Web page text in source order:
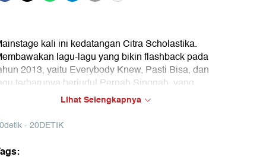
kali ini kedatangan Citra Scholastika.
lagu-lagu yang bikin flashback pada
2013, yaitu Everybody Knew, Pasti Bisa, dan
terbarunya berjudul Pernah Singgah, yang
menjadi Original Soundtrack Layangan Putus The
Lihat Selengkapnya
- 20DETIK